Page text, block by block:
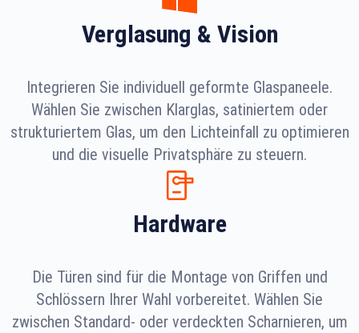
Verglasung & Vision
Integrieren Sie individuell geformte Glaspaneele.
Wählen Sie zwischen Klarglas, satiniertem oder
strukturiertem Glas, um den Lichteinfall zu optimieren
und die visuelle Privatsphäre zu steuern.
Hardware
Die Türen sind für die Montage von Griffen und
Schlössern Ihrer Wahl vorbereitet. Wählen Sie
zwischen Standard- oder verdeckten Scharnieren, um